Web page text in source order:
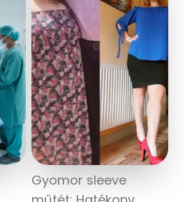
Gyomor sleeve